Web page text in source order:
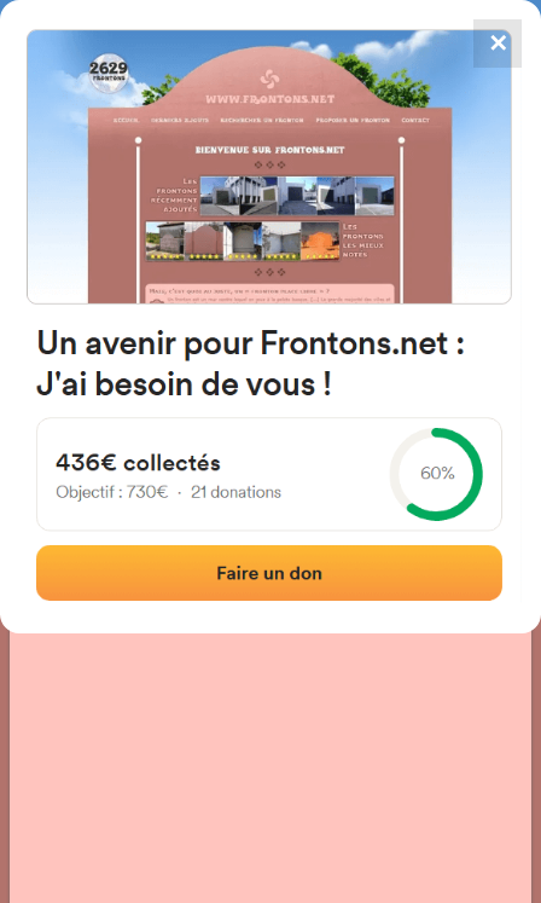
FRONTONS.NET
BUSCAR UN FRONTÓN
AÑADIR UN FRONTÓN
4784
frontones
42190 Golmayo, Soria Espagne
Camino Valdelarina 2 España
Fotos Comentarios y reseñas
✕